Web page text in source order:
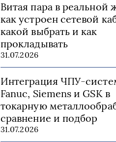
Витая пара в реальной
как устроен сетевой
какой выбрать и как
прокладывать
31.07.2026
Интеграция ЧПУ-
Fanuc, Siemens и GSK в
токарную
сравнение и подбор
31.07.2026